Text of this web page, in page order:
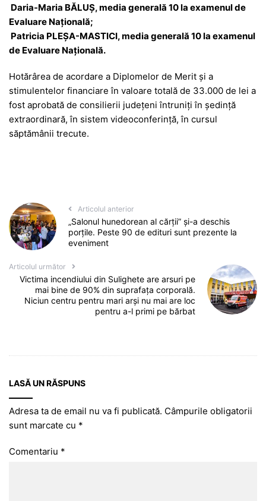
Daria-Maria BĂLUȘ, media generală 10 la examenul de
Evaluare Națională;
Patricia PLEȘA-MASTICI, media generală 10 la examenul
de Evaluare Națională.
Hotărârea de acordare a Diplomelor de Merit și a
stimulentelor financiare în valoare totală de 33.000 de lei a
fost aprobată de consilierii județeni întruniți în ședință
extraordinară, în sistem videoconferință, în cursul
săptămânii trecute.
Articolul anterior
„Salonul hunedorean al cărții” și-a deschis
porțile. Peste 90 de edituri sunt prezente la
eveniment
Articolul următor
Victima incendiului din Sulighete are arsuri pe
mai bine de 90% din suprafața corporală.
Niciun centru pentru mari arși nu mai are loc
pentru a-l primi pe bărbat
LASĂ UN RĂSPUNS
Adresa ta de email nu va fi publicată. Câmpurile obligatorii
sunt marcate cu *
Comentariu *